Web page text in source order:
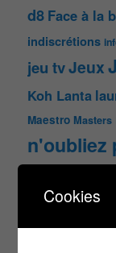
d8 Face à la
indiscrétions
jeu tvJeux
Koh Lanta
Maestro Masters
n'oubliez
Cookies